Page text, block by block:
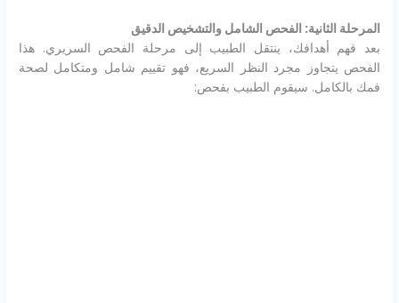
المرحلة الثانية: الفحص الشامل والتشخيص الدقيق
بعد فهم أهدافك، ينتقل الطبيب إلى مرحلة الفحص السريري. هذا
الفحص يتجاوز مجرد النظر السريع، فهو تقييم شامل ومتكامل لصحة
فمك بالكامل. سيقوم الطبيب بفحص: